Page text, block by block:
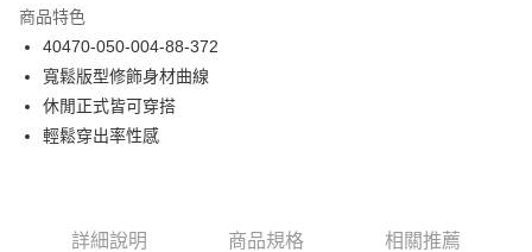
悠遊付
Google Pay
貨到付款
商品特色
40470-050-004-88-372
寬鬆版型修飾身材曲線
休閒正式皆可穿搭
輕鬆穿出率性感
詳細說明 商品規格 相關推薦